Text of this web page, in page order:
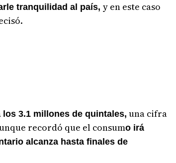
tranquilidad al país, y en este caso
3.1 millones de quintales, una cifra
recordó que el consumo irá
alcanza hasta finales de